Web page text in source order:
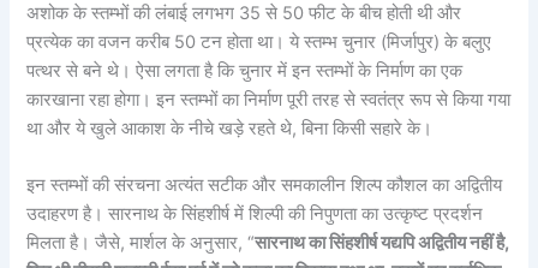
अशोक के स्तम्भों की लंबाई लगभग 35 से 50 फीट के बीच होती थी और
प्रत्येक का वजन करीब 50 टन होता था। ये स्तम्भ चुनार (मिर्जापुर) के बलुए
पत्थर से बने थे। ऐसा लगता है कि चुनार में इन स्तम्भों के निर्माण का एक
कारखाना रहा होगा। इन स्तम्भों का निर्माण पूरी तरह से स्वतंत्र रूप से किया गया
था और ये खुले आकाश के नीचे खड़े रहते थे, बिना किसी सहारे के।
इन स्तम्भों की संरचना अत्यंत सटीक और समकालीन शिल्प कौशल का अद्वितीय
उदाहरण है। सारनाथ के सिंहशीर्ष में शिल्पी की निपुणता का उत्कृष्ट प्रदर्शन
मिलता है। जैसे, मार्शल के अनुसार, “सारनाथ का सिंहशीर्ष यद्यपि अद्वितीय नहीं है,